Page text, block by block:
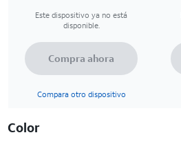
Este dispositivo ya no está
disponible.
Compra ahora
Compara otro dispositivo
Color